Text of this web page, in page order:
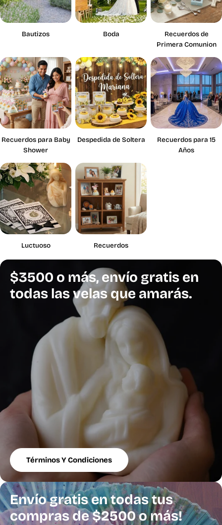
Bautizos Boda
Recuerdos de
Primera Comunion
Recuerdos para Baby
Shower
Despedida de Soltera
Recuerdos para 15
Años
Luctuoso Recuerdos
Envio a todo México
¡Gratis!
$3500 o más, envío gratis en
todas las velas que amarás.
Términos Y Condiciones
Envío gratis en todas tus
compras de $2500 o más!